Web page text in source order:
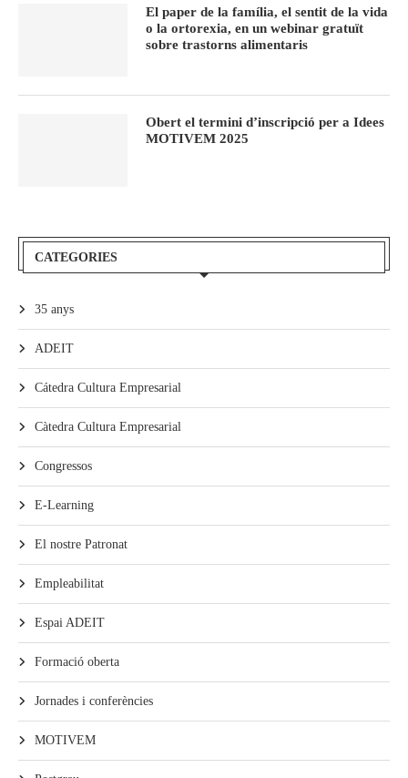
El paper de la família, el sentit de la vida
o la ortorexia, en un webinar gratuït
sobre trastorns alimentaris
Obert el termini d’inscripció per a Idees
MOTIVEM 2025
CATEGORIES
35 anys
ADEIT
Cátedra Cultura Empresarial
Càtedra Cultura Empresarial
Congressos
E-Learning
El nostre Patronat
Empleabilitat
Espai ADEIT
Formació oberta
Jornades i conferències
MOTIVEM